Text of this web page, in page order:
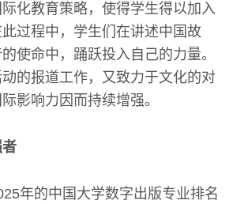
化教育策略，使得学生得以加入
过程中，学生们在讲述中国故
使命中，踊跃投入自己的力量。
的报道工作，又致力于文化的对
影响力因而持续增强。
年的中国大学数字出版专业排名